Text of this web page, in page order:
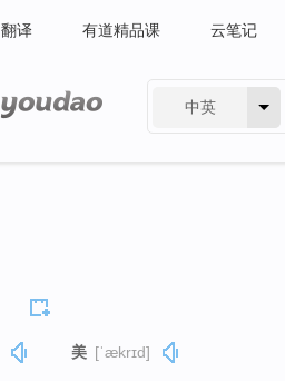
翻译 有道精品课 云笔记
中英
美 [ˈækrɪd]